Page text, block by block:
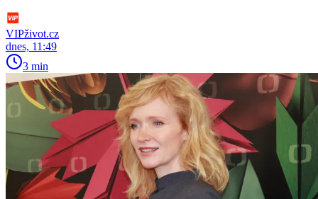
VIPživot.cz
dnes, 11:49
3 min